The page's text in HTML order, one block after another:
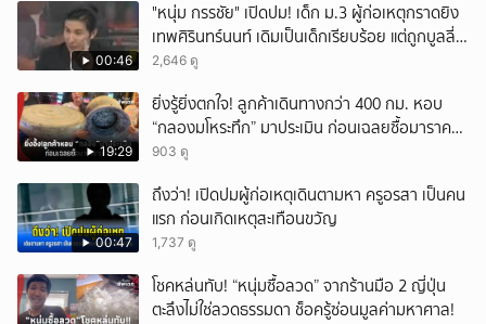
00:46
"หนุ่ม กรรชัย" เปิดปม! เด็ก ม.3 ผู้ก่อเหตุกราดยิง
เทพศิรินทร์นนท์ เดิมเป็นเด็กเรียบร้อย แต่ถูกบูลลี่
หนัก คาดแรงกดดันสะสมกลายเป็นแรงแค้น จนก่อ
2,646 ดู
19:29
ยิ่งรู้ยิ่งตกใจ! ลูกค้าเดินทางกว่า 400 กม. หอบ
“กลองมโหระทึก” มาประเมิน ก่อนเฉลยซื้อมาราคา
เท่าไหร่?
903 ดู
00:47
ถึงว่า! เปิดปมผู้ก่อเหตุเดินตามหา ครูอรสา เป็นคน
แรก ก่อนเกิดเหตุสะเทือนขวัญ
1,737 ดู
โชคหล่นทับ! “หนุ่มซื้อลวด” จากร้านมือ 2 ญี่ปุ่น
ตะลึงไม่ใช่ลวดธรรมดา ช็อครู้ซ่อนมูลค่ามหาศาล!